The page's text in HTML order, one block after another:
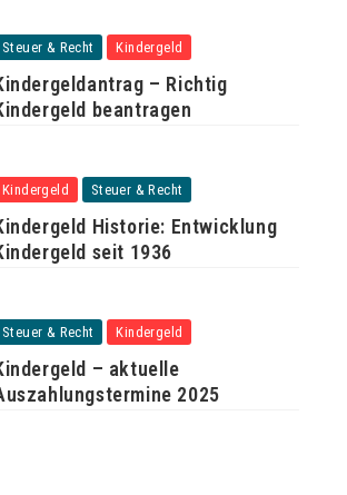
Steuer & Recht Kindergeld
– Richtig
beantragen
Kindergeld Steuer & Recht
Historie: Entwicklung
seit 1936
Steuer & Recht Kindergeld
– aktuelle
2025